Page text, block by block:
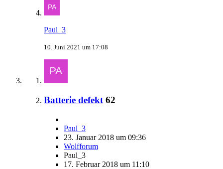
Paul_3
10. Juni 2021 um 17:08
Batterie defekt 62
Paul_3
23. Januar 2018 um 09:36
Wolfforum
Paul_3
17. Februar 2018 um 11:10